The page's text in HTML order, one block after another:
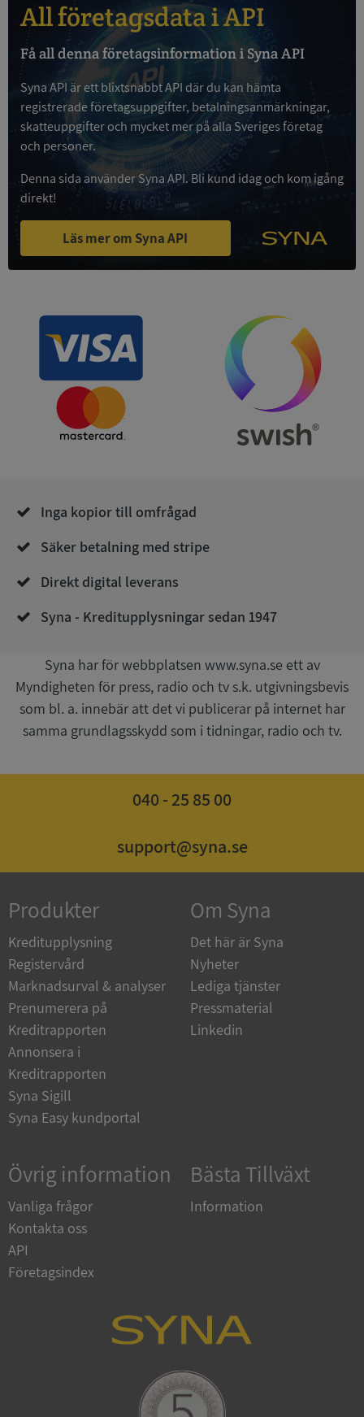
All företagsdata i API
Få all denna företagsinformation i Syna API
Syna API är ett blixtsnabbt API där du kan hämta
registrerade företagsuppgifter, betalningsanmärkningar,
skatteuppgifter och mycket mer på alla Sveriges företag
och personer.
Denna sida använder Syna API. Bli kund idag och kom igång
direkt!
Läs mer om Syna API
Inga kopior till omfrågad
Säker betalning med stripe
Direkt digital leverans
Syna - Kreditupplysningar sedan 1947
Syna har för webbplatsen www.syna.se ett av
Myndigheten för press, radio och tv s.k. utgivningsbevis
som bl. a. innebär att det vi publicerar på internet har
samma grundlagsskydd som i tidningar, radio och tv.
040 - 25 85 00
support@syna.se
Produkter
Kreditupplysning
Registervård
Marknadsurval & analyser
Prenumerera på
Kreditrapporten
Annonsera i
Kreditrapporten
Syna Sigill
Syna Easy kundportal
Om Syna
Det här är Syna
Nyheter
Lediga tjänster
Pressmaterial
Linkedin
Övrig information
Vanliga frågor
Kontakta oss
API
Företagsindex
Bästa Tillväxt
Information
VISITOR_PRIVACY_METADATA
YouTube
.youtube.com
ASP.NET_SessionId
Corporation
ARRAffinity
Microsoft
Corporation
.syna.se
__RequestVerificationToken
CookieScriptConsent
CookieScript
.syna.se
1 år 1
månad
www.google.com
ASP.NET_SessionId
Microsoft
Corporation
en.syna.se
__RequestVerificationToken
Microsoft
ASP.NET_SessionId
Corporation
upplysningar.syna.se
Google
Privacy Policy